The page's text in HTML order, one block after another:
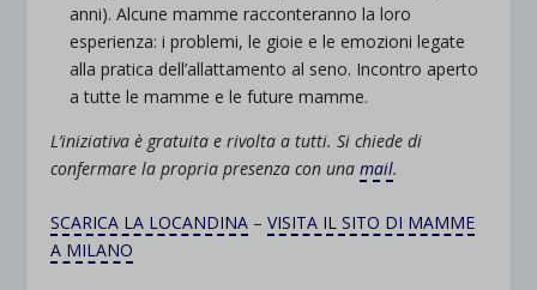
anni). Alcune mamme racconteranno la loro
esperienza: i problemi, le gioie e le emozioni legate
alla pratica dell’allattamento al seno. Incontro aperto
a tutte le mamme e le future mamme.
L’iniziativa è gratuita e rivolta a tutti. Si chiede di
confermare la propria presenza con unamail.
SCARICA LA LOCANDINA –VISITA IL SITO DI MAMME
A MILANO